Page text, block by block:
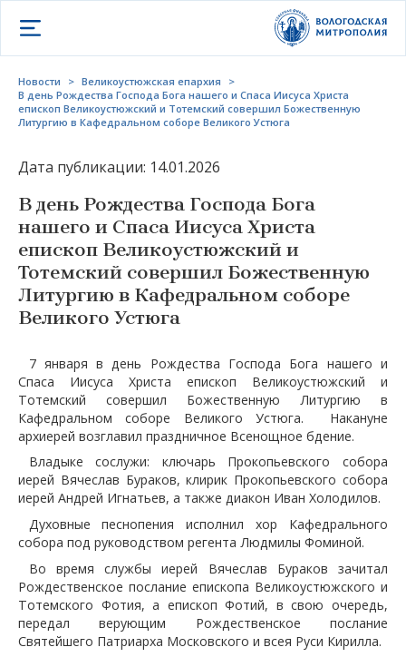
Открыть меню
Новости > Великоустюжская епархия
>
В день Рождества Господа Бога нашего и Спаса Иисуса Христа
епископ Великоустюжский и Тотемский совершил Божественную
Литургию в Кафедральном соборе Великого Устюга
Дата публикации: 14.01.2026
В день Рождества Господа Бога
нашего и Спаса Иисуса Христа
епископ Великоустюжский и
Тотемский совершил Божественную
Литургию в Кафедральном соборе
Великого Устюга
7 января в день Рождества Господа Бога нашего и
Спаса Иисуса Христа епископ Великоустюжский и
Тотемский совершил Божественную Литургию в
Кафедральном соборе Великого Устюга. Накануне
архиерей возглавил праздничное Всенощное бдение.
Владыке сослужи: ключарь Прокопьевского собора
иерей Вячеслав Бураков, клирик Прокопьевского собора
иерей Андрей Игнатьев, а также диакон Иван Холодилов.
Духовные песнопения исполнил хор Кафедрального
собора под руководством регента Людмилы Фоминой.
Во время службы иерей Вячеслав Бураков зачитал
Рождественское послание епископа Великоустюжского и
Тотемского Фотия, а епископ Фотий, в свою очередь,
передал верующим Рождественское послание
Святейшего Патриарха Московского и всея Руси Кирилла.